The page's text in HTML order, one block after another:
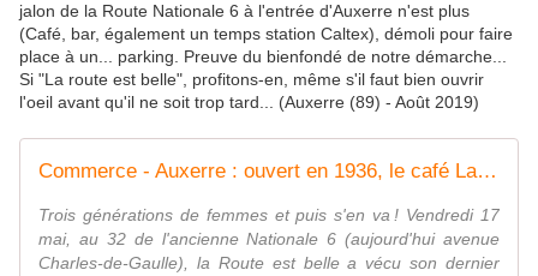
jalon de la Route Nationale 6 à l'entrée d'Auxerre n'est plus
(Café, bar, également un temps station Caltex), démoli pour faire
place à un... parking. Preuve du bienfondé de notre démarche...
Si "La route est belle", profitons-en, même s'il faut bien ouvrir
l'oeil avant qu'il ne soit trop tard... (Auxerre (89) - Août 2019)
Commerce - Auxerre : ouvert en 1936, le café La Route est belle fermera définitivement ses portes le 31 mai et sera démoli
Trois générations de femmes et puis s'en va ! Vendredi 17
mai, au 32 de l'ancienne Nationale 6 (aujourd'hui avenue
Charles-de-Gaulle), la Route est belle a vécu son dernier